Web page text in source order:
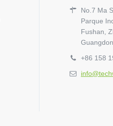
No.7 Ma
Parque
Fushan,
+86 158